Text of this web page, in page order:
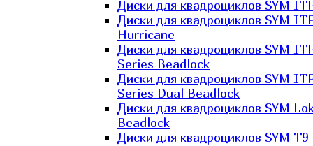
Диски для квадроциклов SYM
Диски для квадроциклов SYM
Hurricane
Диски для квадроциклов SYM
Series Beadlock
Диски для квадроциклов SYM
Series Dual Beadlock
Диски для квадроциклов SYM
Beadlock
Диски для квадроциклов SYM T9